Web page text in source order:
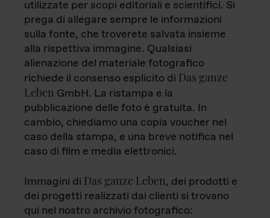
utilizzate per scopi editoriali e scientifici. Si
prega di allegare sempre le informazioni
sulla fonte, che troverete salvata insieme
alla rispettiva immagine. Qualsiasi
alienazione del materiale fotografico
richiede il consenso esplicito di Das ganze
Leben GmbH. La ristampa e la
pubblicazione delle foto è gratuita. In
cambio, chiediamo una copia voucher nel
caso della stampa, e una breve notifica nel
caso di film e media elettronici.
Immagini di Das ganze Leben, dei prodotti e
dei progetti realizzati dai clienti si trovano
qui nel nostro archivio fotografico: